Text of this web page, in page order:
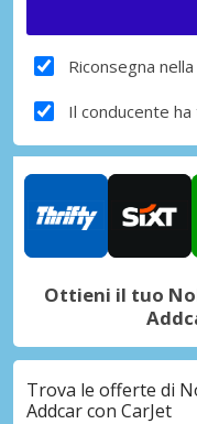
Riconsegna
Il conducente
Ottieni il tuo
Trova le offerte di
Addcar con CarJet